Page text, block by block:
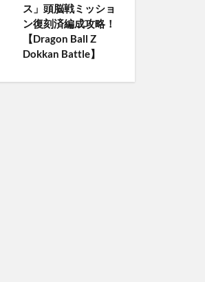
ス」頭脳戦ミッショ
ン復刻済編成攻略！
【Dragon Ball Z
Dokkan Battle】